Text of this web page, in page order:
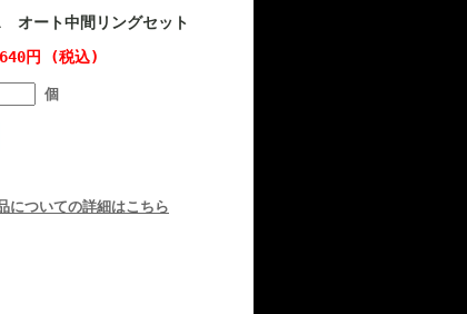
オート中間リングセット
円 (税込)
個
についての詳細はこちら